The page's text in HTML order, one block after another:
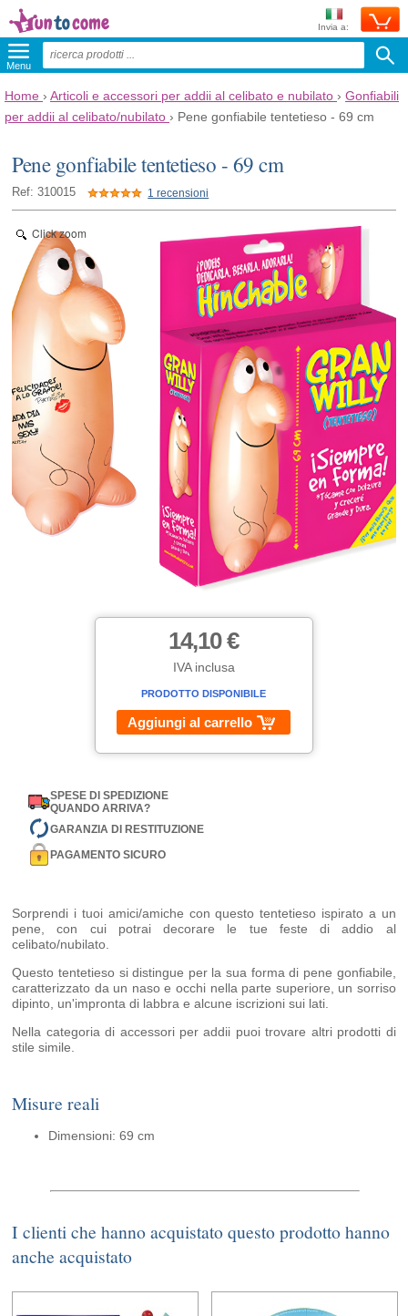
Invia a:
Menu
Home › Articoli e accessori per addii al celibato e nubilato › Gonfiabili
per addii al celibato/nubilato › Pene gonfiabile tentetieso - 69 cm
Pene gonfiabile tentetieso - 69 cm
Ref: 310015 1 recensioni
Click zoom
14,10 €
IVA inclusa
PRODOTTO DISPONIBILE
Aggiungi al carrello
SPESE DI SPEDIZIONE
QUANDO ARRIVA?
GARANZIA DI RESTITUZIONE
PAGAMENTO SICURO
Sorprendi i tuoi amici/amiche con questo tentetieso ispirato a un
pene, con cui potrai decorare le tue feste di addio al
celibato/nubilato.
Questo tentetieso si distingue per la sua forma di pene gonfiabile,
caratterizzato da un naso e occhi nella parte superiore, un sorriso
dipinto, un'impronta di labbra e alcune iscrizioni sui lati.
Nella categoria di accessori per addii puoi trovare altri prodotti di
stile simile.
Misure reali
Dimensioni: 69 cm
I clienti che hanno acquistato questo prodotto hanno
anche acquistato